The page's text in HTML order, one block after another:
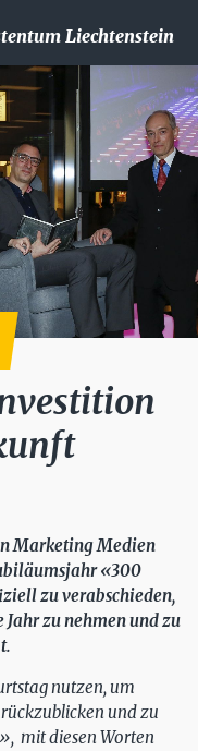
Liechtenstein
Marketing Medien
«300
zu verabschieden,
zu nehmen und zu
nutzen, um
und zu
mit diesen Worten